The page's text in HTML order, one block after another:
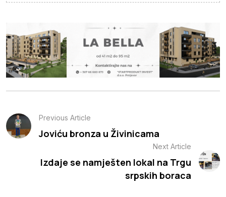
Previous Article
Joviću bronza u Živinicama
Next Article
Izdaje se namješten lokal na Trgu
srpskih boraca